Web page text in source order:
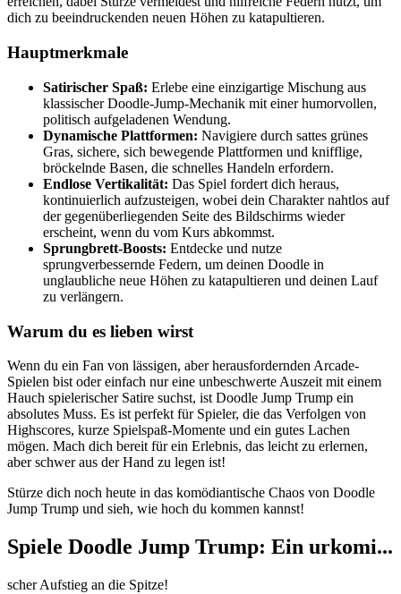
dich zu beeindruckenden neuen Höhen zu katapultieren.
Hauptmerkmale
Satirischer Spaß: Erlebe eine einzigartige Mischung aus
klassischer Doodle-Jump-Mechanik mit einer humorvollen,
politisch aufgeladenen Wendung.
Dynamische Plattformen: Navigiere durch sattes grünes
Gras, sichere, sich bewegende Plattformen und knifflige,
bröckelnde Basen, die schnelles Handeln erfordern.
Endlose Vertikalität: Das Spiel fordert dich heraus,
kontinuierlich aufzusteigen, wobei dein Charakter nahtlos auf
der gegenüberliegenden Seite des Bildschirms wieder
erscheint, wenn du vom Kurs abkommst.
Sprungbrett-Boosts: Entdecke und nutze
sprungverbessernde Federn, um deinen Doodle in
unglaubliche neue Höhen zu katapultieren und deinen Lauf
zu verlängern.
Warum du es lieben wirst
Wenn du ein Fan von lässigen, aber herausfordernden Arcade-
Spielen bist oder einfach nur eine unbeschwerte Auszeit mit einem
Hauch spielerischer Satire suchst, ist Doodle Jump Trump ein
absolutes Muss. Es ist perfekt für Spieler, die das Verfolgen von
Highscores, kurze Spielspaß-Momente und ein gutes Lachen
mögen. Mach dich bereit für ein Erlebnis, das leicht zu erlernen,
aber schwer aus der Hand zu legen ist!
Stürze dich noch heute in das komödiantische Chaos von Doodle
Jump Trump und sieh, wie hoch du kommen kannst!
Spiele Doodle Jump Trump: Ein urkomi...
scher Aufstieg an die Spitze!